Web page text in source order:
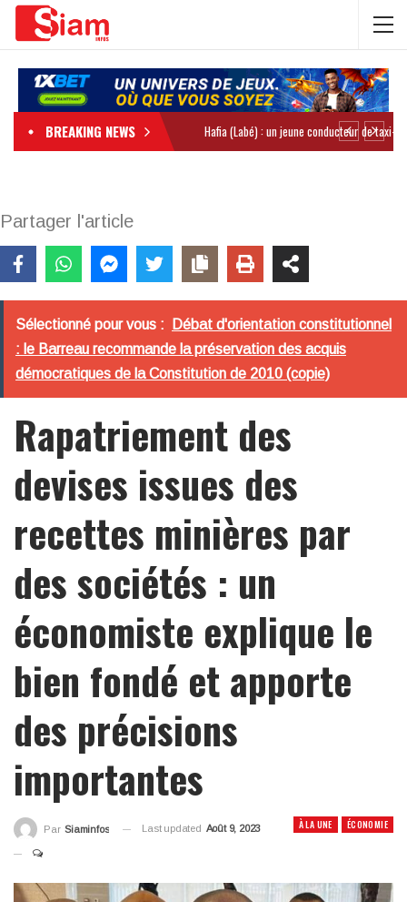
BREAKING NEWS
Partager l'article
Sélectionné pour vous :
Débat d'orientation constitutionnel
: le Barreau recommande la préservation des acquis
démocratiques de la Constitution de 2010 (copie)
Rapatriement des
devises issues des
recettes minières par
des sociétés : un
économiste explique le
bien fondé et apporte
des précisions
importantes
À LA UNE ÉCONOMIE
Par Siaminfos Last updated Août 9, 2023